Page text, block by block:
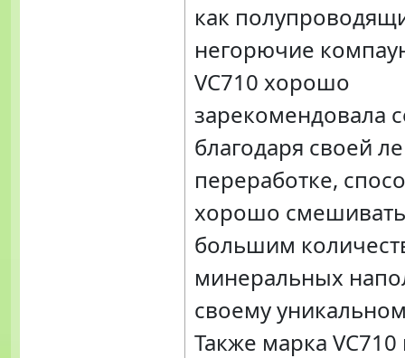
как
негорючие
VC710 хорошо
зарекомендовала
благодаря своей
переработке,
хорошо
большим
минеральных
своему
Также марка